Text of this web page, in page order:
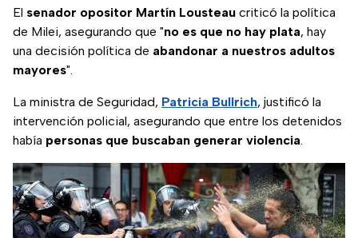
El senador opositor Martín Lousteau criticó la política
de Milei, asegurando que "no es que no hay plata, hay
una decisión política de abandonar a nuestros adultos
mayores".
La ministra de Seguridad, Patricia Bullrich, justificó la
intervención policial, asegurando que entre los detenidos
había personas que buscaban generar violencia.